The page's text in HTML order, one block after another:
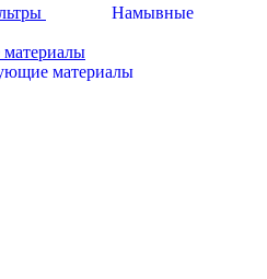
Намывные
материалы